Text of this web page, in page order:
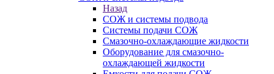
Назад
СОЖ и системы подвода
Системы подачи СОЖ
Смазочно-охлаждающие жидкости
Оборудование для смазочно-
охлаждающей жидкости